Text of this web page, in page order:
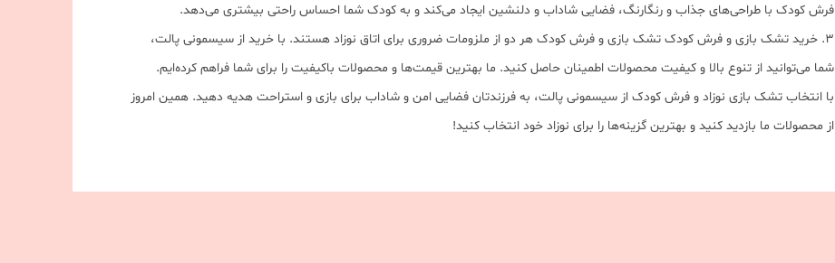
فرش کودک با طراحی‌های جذاب و رنگارنگ، فضایی شاداب و دلنشین ایجاد می‌کند و به کودک شما احساس راحتی بیشتری می‌دهد.
۳. خرید تشک بازی و فرش کودک تشک بازی و فرش کودک هر دو از ملزومات ضروری برای اتاق نوزاد هستند. با خرید از سیسمونی پالت،
شما می‌توانید از تنوع بالا و کیفیت محصولات اطمینان حاصل کنید. ما بهترین قیمت‌ها و محصولات باکیفیت را برای شما فراهم کرده‌ایم.
با انتخاب تشک بازی نوزاد و فرش کودک از سیسمونی پالت، به فرزندتان فضایی امن و شاداب برای بازی و استراحت هدیه دهید. همین امروز
از محصولات ما بازدید کنید و بهترین گزینه‌ها را برای نوزاد خود انتخاب کنید!